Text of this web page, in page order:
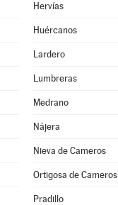
Hervías
Huércanos
Lardero
Lumbreras
Medrano
Nájera
Nieva de Cameros
Ortigosa de Cameros
Pradillo